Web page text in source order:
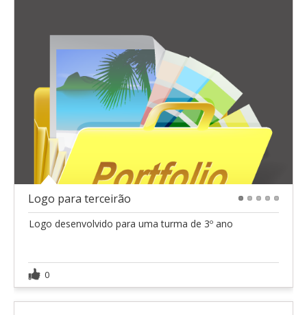
Logo para terceirão
Logo desenvolvido para uma turma de 3º ano
0